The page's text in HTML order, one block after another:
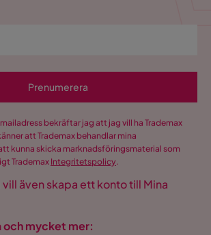
Prenumerera
bekräftar jag att jag vill ha Trademax
att Trademax behandlar mina
kunna skicka marknadsföringsmaterial som
Trademax Integritetspolicy.
vill även skapa ett konto till Mina
mycket mer: